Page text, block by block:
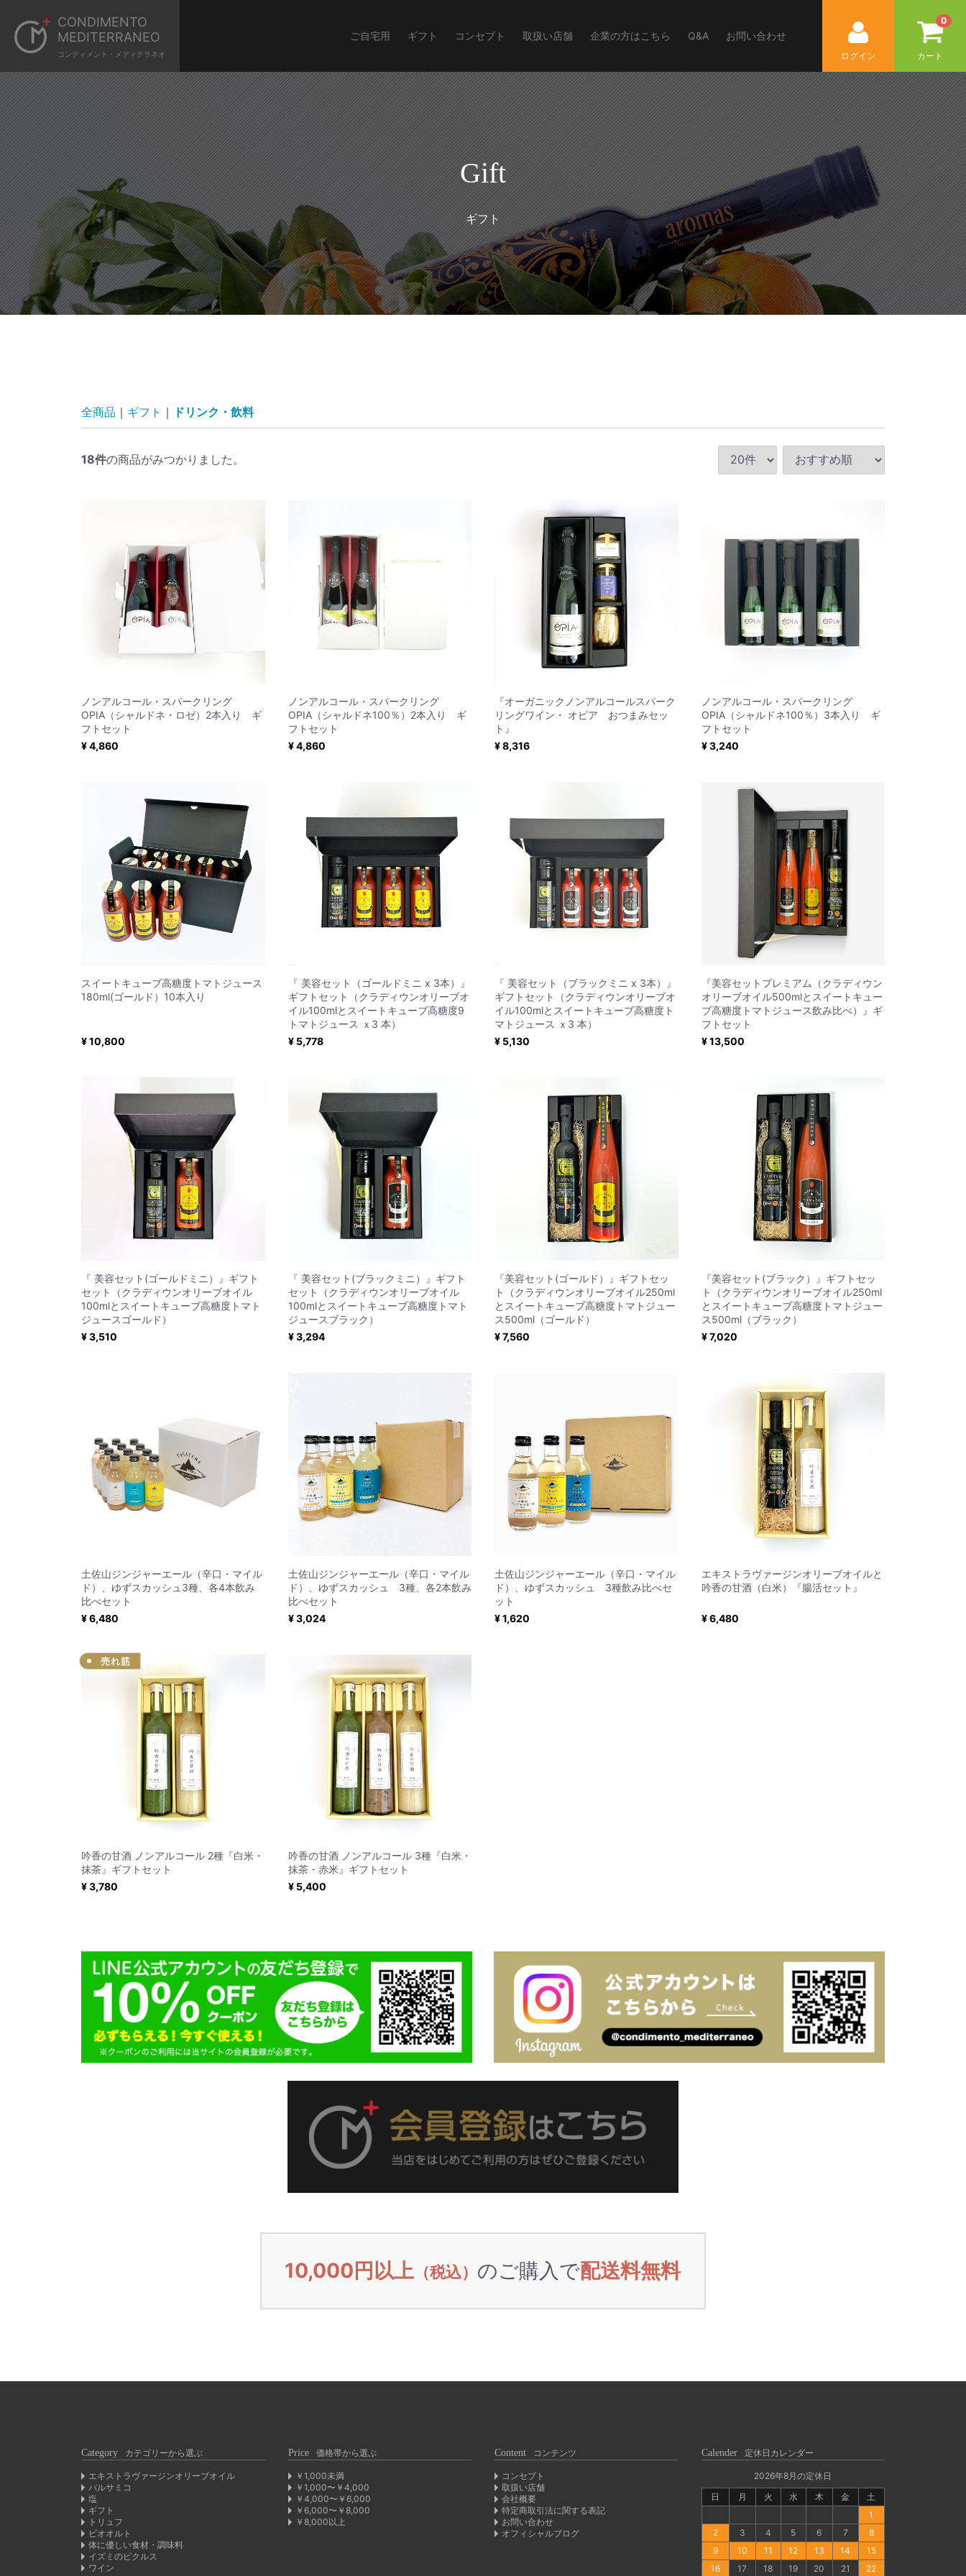
CONDIMENTO
MEDITERRANEO
コンディメント・メディテラネオ
ご自宅用 ギフト コンセプト 取扱い店舗 企業の方はこちら Q&A お問い合わせ
ログイン カート
0
Gift
ギフト
全商品 ギフト ドリンク・飲料
18件の商品がみつかりました。
ノンアルコール・スパークリング
OPIA（シャルドネ・ロゼ）2本入り ギ
フトセット
¥ 4,860
ノンアルコール・スパークリング
OPIA（シャルドネ100％）2本入り ギ
フトセット
¥ 4,860
『オーガニックノンアルコールスパーク
リングワイン・ オピア おつまみセッ
ト』
¥ 8,316
ノンアルコール・スパークリング
OPIA（シャルドネ100％）3本入り ギ
フトセット
¥ 3,240
スイートキューブ高糖度トマトジュース
180ml(ゴールド）10本入り
¥ 10,800
『 美容セット（ゴールドミニ x 3本）』
ギフトセット（クラディウンオリーブオ
イル100mlとスイートキューブ高糖度9
トマトジュース ｘ3 本）
¥ 5,778
『 美容セット（ブラックミニ x 3本）』
ギフトセット（クラディウンオリーブオ
イル100mlとスイートキューブ高糖度ト
マトジュース ｘ3 本）
¥ 5,130
『美容セットプレミアム（クラディウン
オリーブオイル500mlとスイートキュー
ブ高糖度トマトジュース飲み比べ）』ギ
フトセット
¥ 13,500
『 美容セット(ゴールドミニ）』ギフト
セット（クラディウンオリーブオイル
100mlとスイートキューブ高糖度トマト
ジュースゴールド）
¥ 3,510
『 美容セット(ブラックミニ）』ギフト
セット（クラディウンオリーブオイル
100mlとスイートキューブ高糖度トマト
ジュースブラック）
¥ 3,294
『美容セット(ゴールド）』ギフトセッ
ト（クラディウンオリーブオイル250ml
とスイートキューブ高糖度トマトジュー
ス500ml（ゴールド）
¥ 7,560
『美容セット(ブラック）』ギフトセッ
ト（クラディウンオリーブオイル250ml
とスイートキューブ高糖度トマトジュー
ス500ml（ブラック）
¥ 7,020
土佐山ジンジャーエール（辛口・マイル
ド）、ゆずスカッシュ3種、各4本飲み
比べセット
¥ 6,480
土佐山ジンジャーエール（辛口・マイル
ド）、ゆずスカッシュ 3種、各2本飲み
比べセット
¥ 3,024
土佐山ジンジャーエール（辛口・マイル
ド）、ゆずスカッシュ 3種飲み比べセ
ット
¥ 1,620
エキストラヴァージンオリーブオイルと
吟香の甘酒（白米）『腸活セット』
¥ 6,480
売れ筋
吟香の甘酒 ノンアルコール 2種『白米・
抹茶』ギフトセット
¥ 3,780
吟香の甘酒 ノンアルコール 3種『白米・
抹茶・赤米』ギフトセット
¥ 5,400
10,000円以上 （税込） のご購入で配送料無料
Category カテゴリーから選ぶ
エキストラヴァージンオリーブオイル
バルサミコ
塩
ギフト
トリュフ
ビオオルト
体に優しい食材・調味料
イズミのピクルス
ワイン
Price 価格帯から選ぶ
￥1,000未満
￥1,000〜￥4,000
￥4,000〜￥6,000
￥6,000〜￥8,000
￥8,000以上
Content コンテンツ
コンセプト
取扱い店舗
会社概要
特定商取引法に関する表記
お問い合わせ
オフィシャルブログ
Calender 定休日カレンダー
2026年8月の定休日
日
月 火 水 木 金
土
1
2
3 4 5 6 7
8
9
10 11 12 13 14
15
16
17 18 19 20 21 22